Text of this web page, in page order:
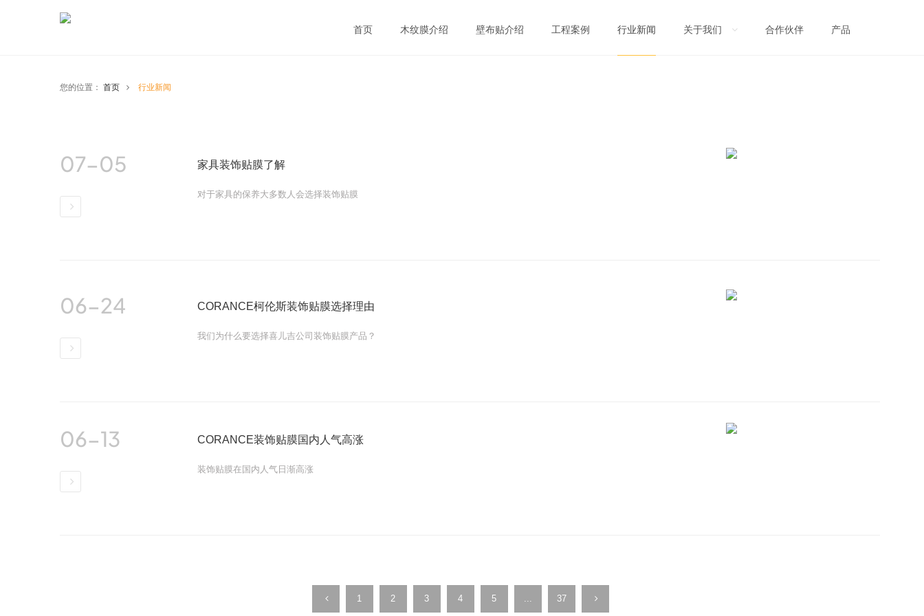
首页 木纹膜介绍 壁布贴介绍 工程案例 关于我们 合作伙伴 产品
您的位置： 首页 行业新闻
07-05 家具装饰贴膜了解
对于家具的保养大多数人会选择装饰贴膜
06-24 CORANCE柯伦斯装饰贴膜选择理由
我们为什么要选择喜儿吉公司装饰贴膜产品？
06-13 CORANCE装饰贴膜国内人气高涨
装饰贴膜在国内人气日渐高涨
1 2 3 4 5 37